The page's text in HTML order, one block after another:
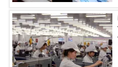
VTV Sức khoẻ
Thị trường 24h